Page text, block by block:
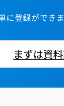
に登録ができ
まずは資